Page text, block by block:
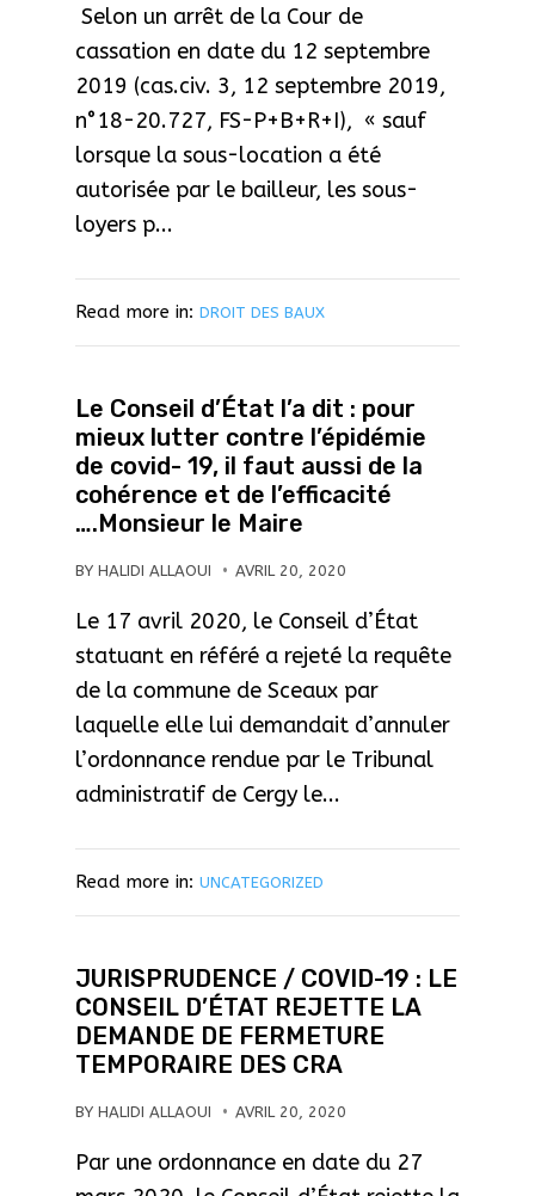
Selon un arrêt de la Cour de
cassation en date du 12 septembre
2019 (cas.civ. 3, 12 septembre 2019,
n°18-20.727, FS-P+B+R+I), « sauf
lorsque la sous-location a été
autorisée par le bailleur, les sous-
loyers p...
Read more in: DROIT DES BAUX
Le Conseil d’État l’a dit : pour
mieux lutter contre l’épidémie
de covid- 19, il faut aussi de la
cohérence et de l’efficacité
….Monsieur le Maire
BY HALIDI ALLAOUI AVRIL 20, 2020
Le 17 avril 2020, le Conseil d’État
statuant en référé a rejeté la requête
de la commune de Sceaux par
laquelle elle lui demandait d’annuler
l’ordonnance rendue par le Tribunal
administratif de Cergy le...
Read more in: UNCATEGORIZED
JURISPRUDENCE / COVID-19 : LE
CONSEIL D’ÉTAT REJETTE LA
DEMANDE DE FERMETURE
TEMPORAIRE DES CRA
BY HALIDI ALLAOUI AVRIL 20, 2020
Par une ordonnance en date du 27